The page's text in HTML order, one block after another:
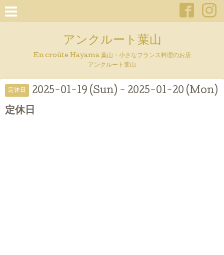
アンクルート葉山
En croûte Hayama 葉山・小さなフランス料理のお店
アンクルート葉山
定休日 2025-01-19 (Sun) - 2025-01-20 (Mon)
定休日